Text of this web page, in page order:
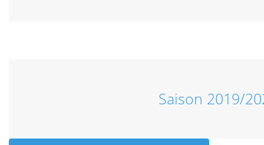
Saison 2019/